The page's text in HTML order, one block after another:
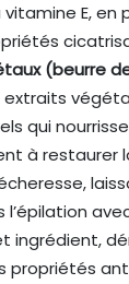
vitamine E, en
(beurre
extraits
qui
à restaurer
l’épilation
ingrédient,
propriétés